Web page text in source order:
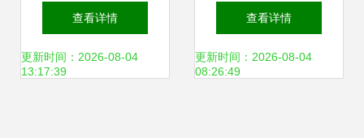
平衡机系列，耐用
与服务的卓越之选
查看详情
更新时间：2026-08-04
13:17:39
再打五折 精工红木
与锁具服务双管齐
查看详情
更新时间：2026-08-04
08:26:49